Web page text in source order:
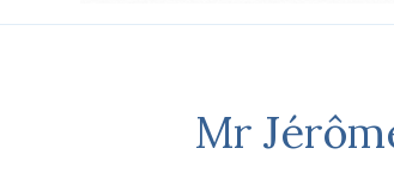
Mr